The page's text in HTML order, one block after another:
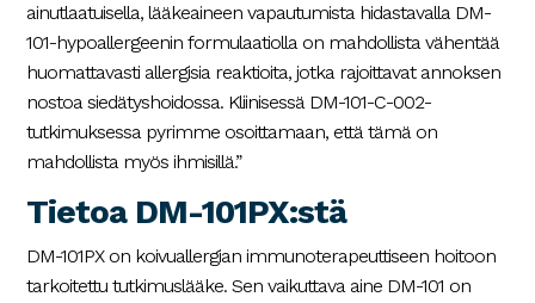
ainutlaatuisella, lääkeaineen vapautumista hidastavalla DM-
101-hypoallergeenin formulaatiolla on mahdollista vähentää
huomattavasti allergisia reaktioita, jotka rajoittavat annoksen
nostoa siedätyshoidossa. Kliinisessä DM-101-C-002-
tutkimuksessa pyrimme osoittamaan, että tämä on
mahdollista myös ihmisillä.”
Tietoa DM-101PX:stä
DM-101PX on koivuallergian immunoterapeuttiseen hoitoon
tarkoitettu tutkimuslääke. Sen vaikuttava aine DM-101 on